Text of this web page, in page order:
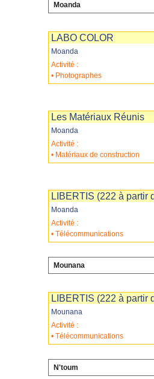
Moanda
LABO COLOR
Moanda
Activité :
• Photographes
Les Matériaux Réunis
Moanda
Activité :
• Matériaux de construction
LIBERTIS (222 à partir
Moanda
Activité :
• Télécommunications
Mounana
LIBERTIS (222 à partir
Mounana
Activité :
• Télécommunications
N'toum